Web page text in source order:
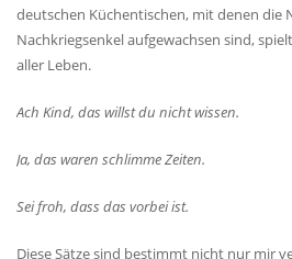
deutschen Küchentischen, mit denen die
Nachkriegsenkel aufgewachsen sind,
aller Leben.
Ach Kind, das willst du nicht wissen.
Ja, das waren schlimme Zeiten.
Sei froh, dass das vorbei ist.
Diese Sätze sind bestimmt nicht nur mir